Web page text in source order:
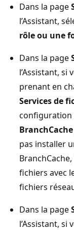
Dans la page
l’Assistant,
rôle ou une
Dans la page
l’Assistant,
prenant en
Services de
configuration
pas installer
fichiers avec
fichiers
Dans la page
l’Assistant,